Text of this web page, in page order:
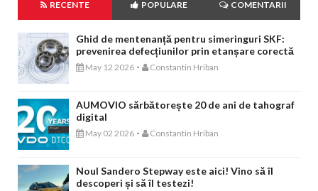
RECENTE POPULARE COMENTARII
Ghid de mentenanță pentru simeringuri SKF:
prevenirea defecțiunilor prin etanșare corectă
May 12 2026 - Constantin Hriban
AUMOVIO sărbătorește 20 de ani de tahograf
digital
May 02 2026 - Constantin Hriban
Noul Sandero Stepway este aici! Vino să îl
descoperi și să îl testezi!